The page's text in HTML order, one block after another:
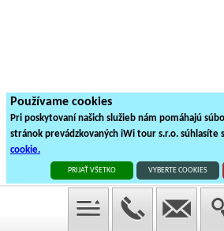
Používame cookies
Pri poskytovaní našich služieb nám pomáhajú
stránok prevádzkovaných iWi tour s.r.o. súhlasíte
cookie.
PRIJAŤ VŠETKO VYBERTE COOKIES